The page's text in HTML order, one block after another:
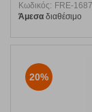
Κωδικός: FRE-
Άμεσα διαθέσιμο
20%